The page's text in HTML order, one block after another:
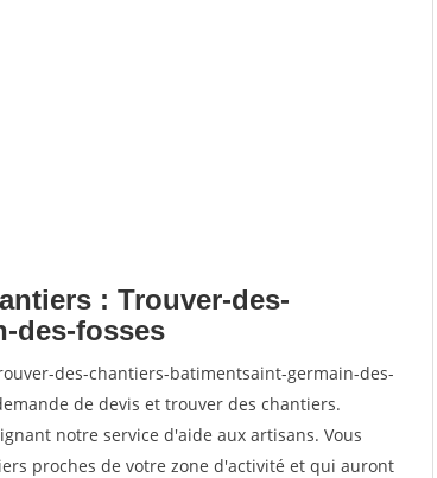
: Trouver-des-
des-fosses
des-chantiers-batimentsaint-germain-des-
de devis et trouver des chantiers.
notre service d'aide aux artisans. Vous
proches de votre zone d'activité et qui auront